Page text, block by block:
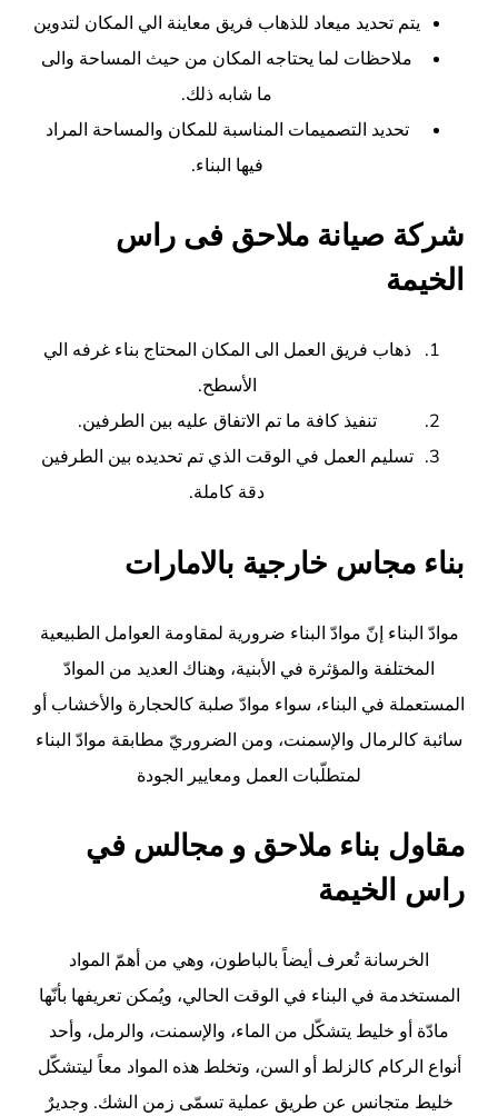
يتم تحديد ميعاد للذهاب فريق معاينة الي المكان لتدوين
ملاحظات لما يحتاجه المكان من حيث المساحة والى
ما شابه ذلك.
تحديد التصميمات المناسبة للمكان والمساحة المراد
فيها البناء.
شركة صيانة ملاحق فى راس
الخيمة
ذهاب فريق العمل الى المكان المحتاج بناء غرفه الي
الأسطح.
تنفيذ كافة ما تم الاتفاق عليه بين الطرفين.
تسليم العمل في الوقت الذي تم تحديده بين الطرفين
دقة كاملة.
بناء مجاس خارجية بالامارات
موادّ البناء إنّ موادّ البناء ضرورية لمقاومة العوامل الطبيعية
المختلفة والمؤثرة في الأبنية، وهناك العديد من الموادّ
المستعملة في البناء، سواء موادّ صلبة كالحجارة والأخشاب أو
سائبة كالرمال والإسمنت، ومن الضروريّ مطابقة موادّ البناء
لمتطلّبات العمل ومعايير الجودة
مقاول بناء ملاحق و مجالس في
راس الخيمة
الخرسانة تُعرف أيضاً بالباطون، وهي من أهمّ المواد
المستخدمة في البناء في الوقت الحالي، ويُمكن تعريفها بأنّها
مادّة أو خليط يتشكّل من الماء، والإسمنت، والرمل، وأحد
أنواع الركام كالزلط أو السن، وتخلط هذه المواد معاً ليتشكّل
خليط متجانس عن طريق عملية تسمّى زمن الشك. وجديرٌ